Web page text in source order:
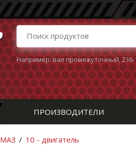
Например:вал промежуточный,
ПРОИЗВОДИТЕЛИ
МАЗ / 10 - двигатель